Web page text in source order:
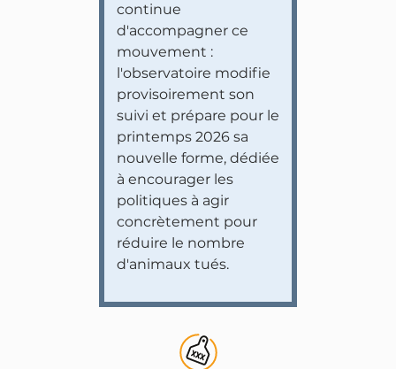
continue
d'accompagner ce
mouvement :
l'observatoire modifie
provisoirement son
suivi et prépare pour le
printemps 2026 sa
nouvelle forme, dédiée
à encourager les
politiques à agir
concrètement pour
réduire le nombre
d'animaux tués.